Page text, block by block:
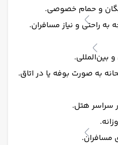
و حمام خصوصی.
به راحتی و نیاز مسافران.
بین‌المللی.
به صورت بوفه یا در اتاق.
سراسر هتل.
مسافران.